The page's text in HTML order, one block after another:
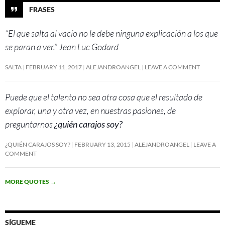
FRASES
“El que salta al vacío no le debe ninguna explicación a los que
se paran a ver.” Jean Luc Godard
SALTA FEBRUARY 11, 2017 ALEJANDROANGEL LEAVE A COMMENT
Puede que el talento no sea otra cosa que el resultado de
explorar, una y otra vez, en nuestras pasiones, de
preguntarnos¿quién carajos soy?
¿QUIÉN CARAJOS SOY? FEBRUARY 13, 2015 ALEJANDROANGEL
LEAVE A
COMMENT
MORE QUOTES →
SÍGUEME